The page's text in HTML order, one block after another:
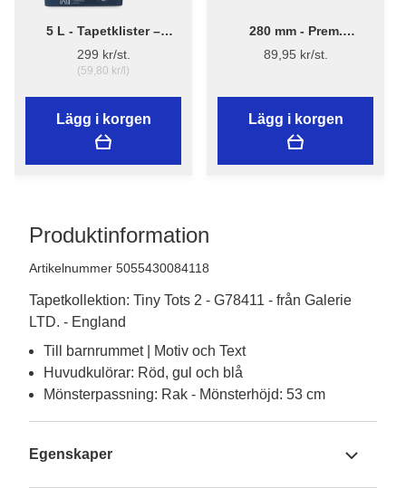
5 L - Tapetklister –
Flügger Adhesive 290
299 kr/st.
(59,80 kr/l)
Lägg i korgen
280 mm - Prem.
Tapetborst 3540
89,95 kr/st.
Lägg i korgen
Produktinformation
Artikelnummer 5055430084118
Tapetkollektion: Tiny Tots 2 - G78411 - från Galerie
LTD. - England
Till barnrummet | Motiv och Text
Huvudkulörar: Röd, gul och blå
Mönsterpassning: Rak - Mönsterhöjd: 53 cm
Egenskaper